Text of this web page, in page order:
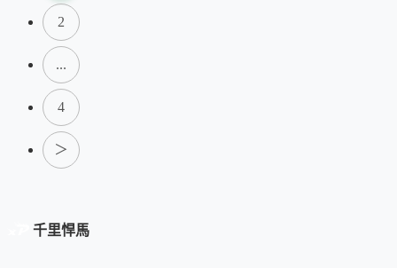
2
...
4
＞
千里悍馬